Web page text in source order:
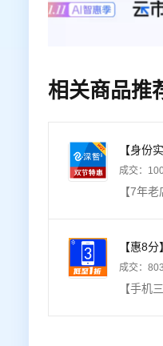
相关商品推
成交：
成交：